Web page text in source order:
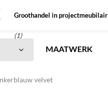
Groothandel in projectmeubilair
(1)
MAATWERK
velvet